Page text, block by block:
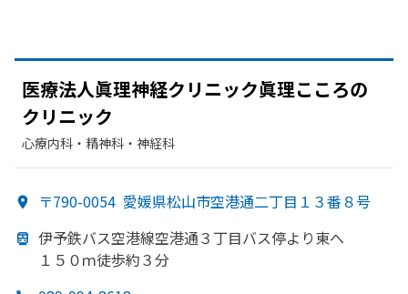
医療法人眞理神経クリニック眞理こころの
クリニック
心療内科・​精神科・神経科
〒790-0054 愛媛県松山市空港通二丁目１３番８号
伊予鉄バス空港線空港通３丁目バス停より東へ
１５０ｍ徒歩約３分